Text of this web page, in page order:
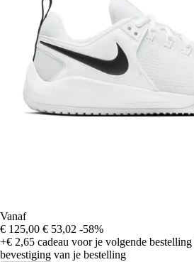
Vanaf
€ 125,00 € 53,02 -58%
+€ 2,65 cadeau voor je volgende bestelling
bevestiging van je bestelling